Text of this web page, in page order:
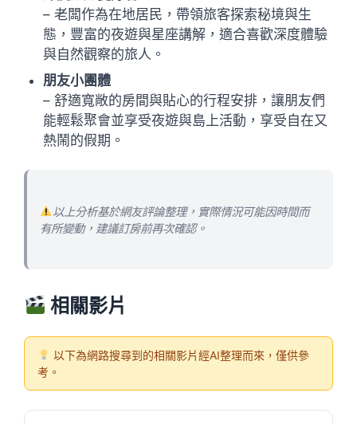
– 老闆作為在地居民，帶領旅客探索秘境與生
態，豐富的夜遊與星座講解，適合喜歡深度體驗
與自然觀察的旅人。
朋友小團體
– 舒適寬敞的房間與貼心的行程安排，讓朋友們
能輕鬆聚會並享受夜遊與島上活動，享受自在又
熱鬧的假期。
以上分析基於網友評論整理，實際情況可能因時間而
有所變動，建議訂房前再次確認。
相關影片
以下為網路搜尋到的相關影片經AI整理而來，僅供參
考。